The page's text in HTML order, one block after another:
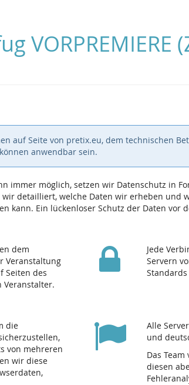
VORPREMIERE
auf Seite von pretix.eu, dem technischen
anwendbar sein.
immer möglich, setzen wir Datenschutz in
detailliert, welche Daten wir erheben
kann. Ein lückenloser Schutz der Daten
dem
Veranstaltung
Seiten des
Veranstalter.
Jede
Servern
die
von mehreren
wir diese
Alle
und
Das
diesen